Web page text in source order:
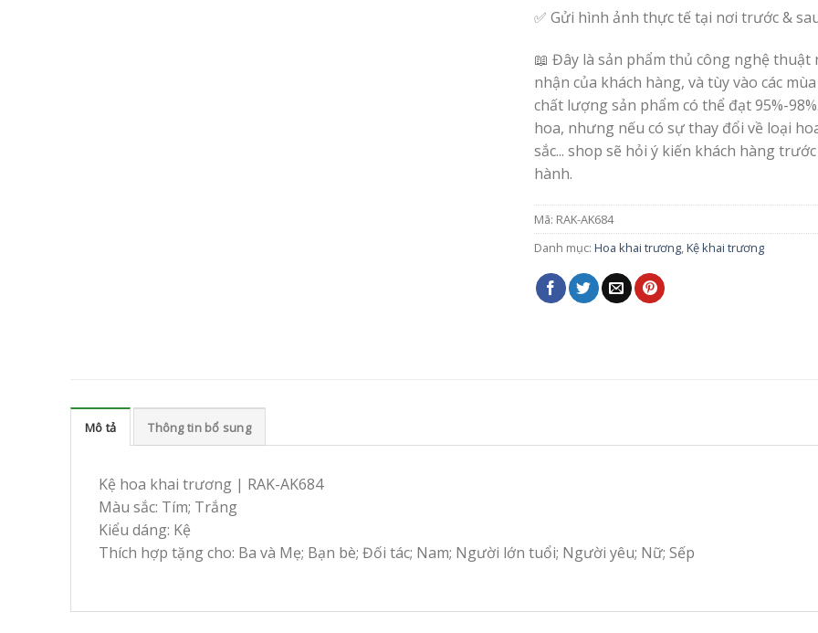
✅ Gửi hình ảnh thực tế tại nơi trước &
📖 Đây là sản phẩm thủ công nghệ thuật
nhận của khách hàng, và tùy vào các
chất lượng sản phẩm có thể đạt 95%-
hoa, nhưng nếu có sự thay đổi về loại
sắc... shop sẽ hỏi ý kiến khách hàng
hành.
Mã: RAK-AK684
Danh mục:Hoa khai trương,Kệ khai trương
Mô tả Thông tin bổ sung
Kệ hoa khai trương | RAK-AK684
Màu sắc: Tím; Trắng
Kiểu dáng: Kệ
Thích hợp tặng cho: Ba và Mẹ; Bạn bè; Đối tác; Nam; Người lớn tuổi; Người yêu; Nữ; Sếp